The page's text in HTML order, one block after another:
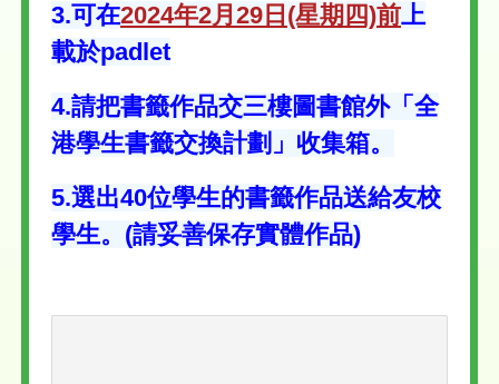
3.可在2024年2月29日(星期四)前上
載於padlet
4.請把書籤作品交三樓圖書館外「全
港學生書籤交換計劃」收集箱。
5.選出40位學生的書籤作品送給友校
學生。(請妥善保存實體作品)